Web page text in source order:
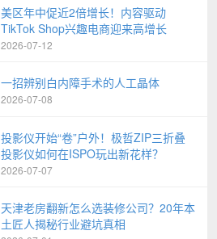
美区年中促近2倍增长！内容驱动
TikTok Shop兴趣电商迎来高增长
2026-07-12
一招辨别白内障手术的人工晶体
2026-07-08
投影仪开始“卷”户外！极哲ZIP三折叠
投影仪如何在ISPO玩出新花样？
2026-07-07
天津老房翻新怎么选装修公司？20年本
土匠人揭秘行业避坑真相